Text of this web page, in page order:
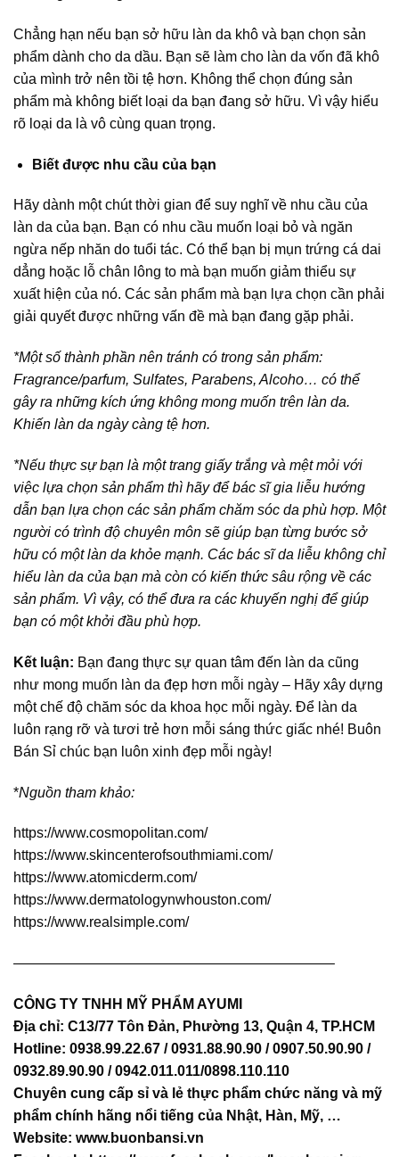
Chẳng hạn nếu bạn sở hữu làn da khô và bạn chọn sản
phẩm dành cho da dầu. Bạn sẽ làm cho làn da vốn đã khô
của mình trở nên tồi tệ hơn. Không thể chọn đúng sản
phẩm mà không biết loại da bạn đang sở hữu. Vì vậy hiểu
rõ loại da là vô cùng quan trọng.
Biết được nhu cầu của bạn
Hãy dành một chút thời gian để suy nghĩ về nhu cầu của
làn da của bạn. Bạn có nhu cầu muốn loại bỏ và ngăn
ngừa nếp nhăn do tuổi tác. Có thể bạn bị mụn trứng cá dai
dẳng hoặc lỗ chân lông to mà bạn muốn giảm thiểu sự
xuất hiện của nó. Các sản phẩm mà bạn lựa chọn cần phải
giải quyết được những vấn đề mà bạn đang gặp phải.
*Một số thành phần nên tránh có trong sản phẩm:
Fragrance/parfum, Sulfates, Parabens, Alcoho… có thể
gây ra những kích ứng không mong muốn trên làn da.
Khiến làn da ngày càng tệ hơn.
*Nếu thực sự bạn là một trang giấy trắng và mệt mỏi với
việc lựa chọn sản phẩm thì hãy để bác sĩ gia liễu hướng
dẫn bạn lựa chọn các sản phẩm chăm sóc da phù hợp. Một
người có trình độ chuyên môn sẽ giúp bạn từng bước sở
hữu có một làn da khỏe mạnh. Các bác sĩ da liễu không chỉ
hiểu làn da của bạn mà còn có kiến thức sâu rộng về các
sản phẩm. Vì vậy, có thể đưa ra các khuyến nghị để giúp
bạn có một khởi đầu phù hợp.
Kết luận: Bạn đang thực sự quan tâm đến làn da cũng
như mong muốn làn da đẹp hơn mỗi ngày – Hãy xây dựng
một chế độ chăm sóc da khoa học mỗi ngày. Để làn da
luôn rạng rỡ và tươi trẻ hơn mỗi sáng thức giấc nhé! Buôn
Bán Sỉ chúc bạn luôn xinh đẹp mỗi ngày!
*Nguồn tham khảo:
https://www.cosmopolitan.com/
https://www.skincenterofsouthmiami.com/
https://www.atomicderm.com/
https://www.dermatologynwhouston.com/
https://www.realsimple.com/
——————————————————————–
CÔNG TY TNHH MỸ PHẨM AYUMI
Địa chỉ: C13/77 Tôn Đản, Phường 13, Quận 4, TP.HCM
Hotline: 0938.99.22.67 / 0931.88.90.90 / 0907.50.90.90 /
0932.89.90.90 / 0942.011.011/0898.110.110
Chuyên cung cấp sỉ và lẻ thực phẩm chức năng và mỹ
phẩm chính hãng nổi tiếng của Nhật, Hàn, Mỹ, …
Website: www.buonbansi.vn